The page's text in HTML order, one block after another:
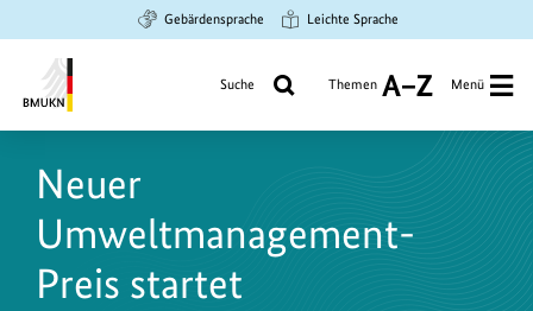
Hauptinhalt
springen
Suche
springen
Hauptnavigation
springen
Gebärdensprache Leichte Sprache
Umwelt,
Naturschutz
und
nukleare
Suche Themen
A
Z
Menü
Neuer
Umweltmanagement-
Preis startet